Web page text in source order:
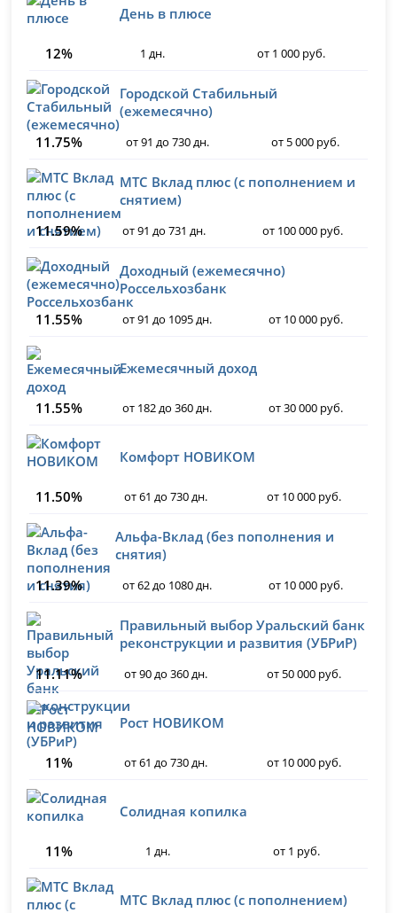
День в плюсе
12% 1 дн. от 1 000 руб.
Городской Стабильный
(ежемесячно)
11.75%
от 91 до 730 дн. от 5 000 руб.
МТС Вклад плюс (с пополнением и
снятием)
11.59%
от 91 до 731 дн. от 100 000 руб.
Доходный (ежемесячно)
Россельхозбанк
11.55%
от 91 до 1095 дн. от 10 000 руб.
Ежемесячный доход
11.55% от 182 до 360 дн. от 30 000 руб.
Комфорт НОВИКОМ
11.50% от 61 до 730 дн. от 10 000 руб.
Альфа-Вклад (без пополнения и
снятия)
11.39%
от 62 до 1080 дн. от 10 000 руб.
Правильный выбор Уральский банк
реконструкции и развития (УБРиР)
11.11%
от 90 до 360 дн. от 50 000 руб.
Рост НОВИКОМ
11% от 61 до 730 дн. от 10 000 руб.
Солидная копилка
11% 1 дн. от 1 руб.
МТС Вклад плюс (с пополнением)